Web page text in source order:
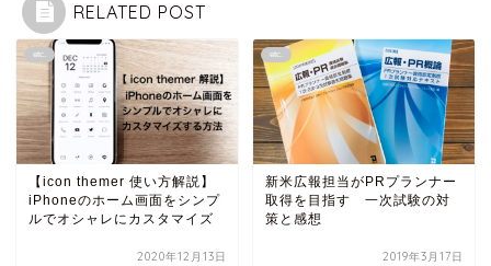
RELATED POST
etc.
【icon themer 使い方解説】
iPhoneのホーム画面をシンプ
ルでオシャレにカスタマイズ
2020年12月13日
etc.
新米広報担当がPRプランナー
取得を目指す 一次試験の対
策と感想
2019年3月17日